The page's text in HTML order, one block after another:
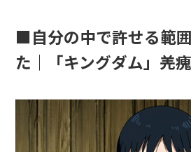
■自分の中で許せる範
た｜「キングダム」羌瘣